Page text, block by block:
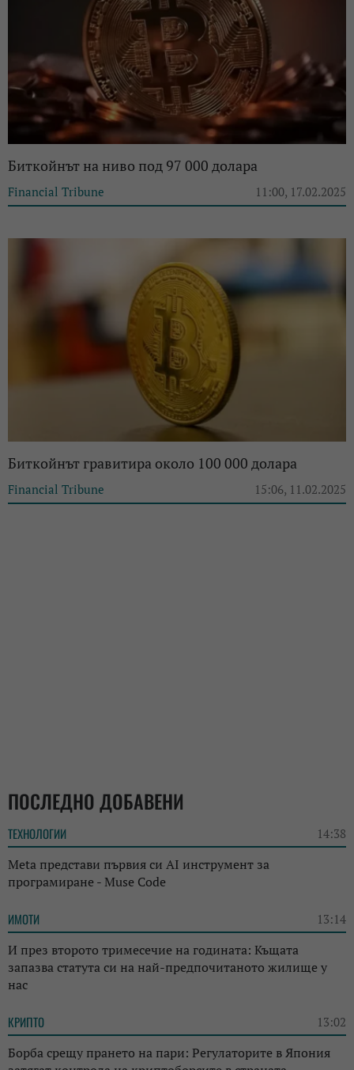
Биткойнът на ниво под 97 000 долара
Financial Tribune 11:00, 17.02.2025
Биткойнът гравитира около 100 000 долара
Financial Tribune 15:06, 11.02.2025
ПОСЛЕДНО ДОБАВЕНИ
ТЕХНОЛОГИИ 14:38
Meta представи първия си AI инструмент за
програмиране - Muse Code
ИМОТИ 13:14
И през второто тримесечие на годината: Къщата
запазва статута си на най-предпочитаното жилище у
нас
КРИПТО 13:02
Борба срещу прането на пари: Регулаторите в Япония